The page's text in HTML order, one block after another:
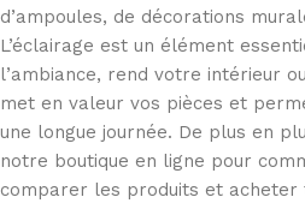
d’ampoules, de décorations
L’éclairage est un élément
l’ambiance, rend votre intérieur
met en valeur vos pièces et
une longue journée. De plus en
notre boutique en ligne pour
comparer les produits et acheter